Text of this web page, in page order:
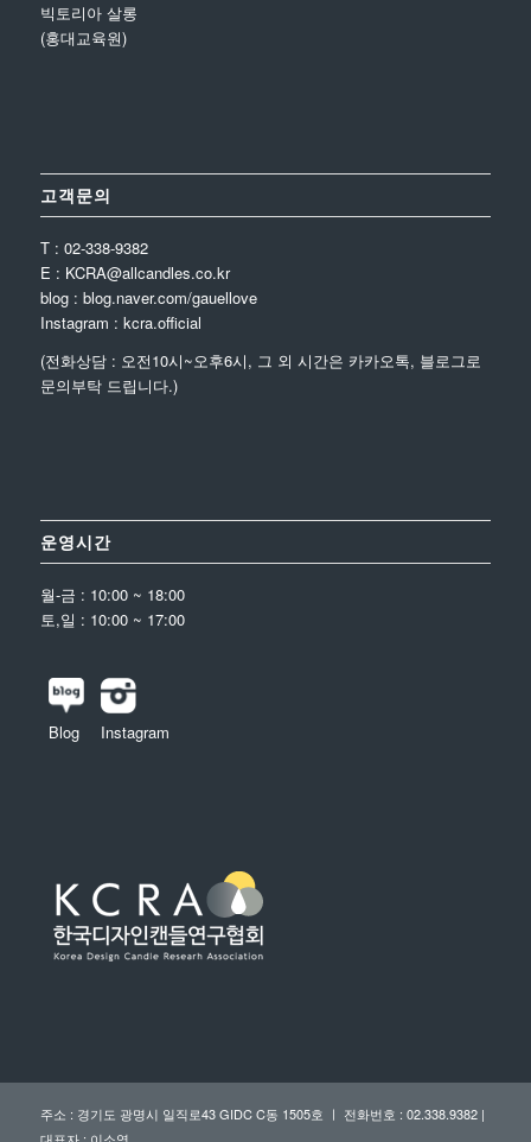
빅토리아 살롱
(홍대교육원)
고객문의
T : 02-338-9382
E : KCRA@allcandles.co.kr
blog : blog.naver.com/gauellove
Instagram : kcra.official
(전화상담 : 오전10시~오후6시, 그 외 시간은 카카오톡, 블로그로
문의부탁 드립니다.)
운영시간
월-금 : 10:00 ~ 18:00
토,일 : 10:00 ~ 17:00
Blog Instagram
주소 : 경기도 광명시 일직로43 GIDC C동 1505호 ㅣ 전화번호 : 02.338.9382 |